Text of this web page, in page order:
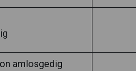
amlosgedig